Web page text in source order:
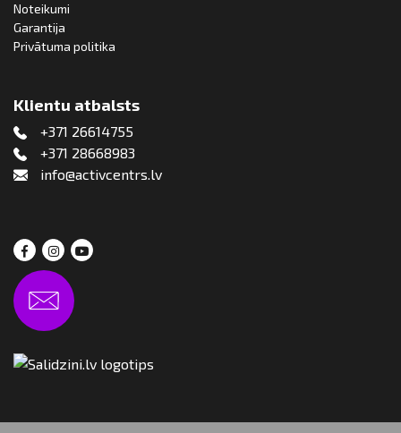
Noteikumi
Garantija
Privātuma politika
Klientu atbalsts
+371 26614755
+371 28668983
info@activcentrs.lv